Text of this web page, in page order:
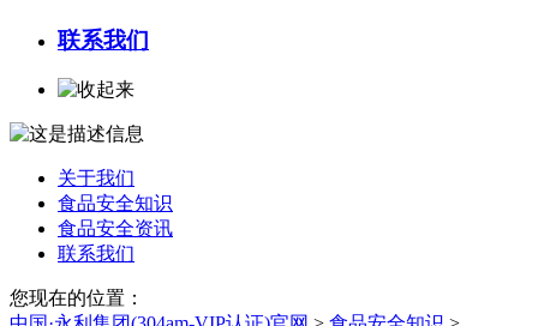
联系我们
关于我们
食品安全知识
食品安全资讯
联系我们
您现在的位置：